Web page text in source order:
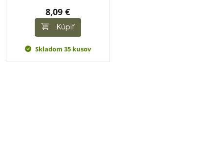
8,09 €
Kúpiť
Skladom 35 kusov